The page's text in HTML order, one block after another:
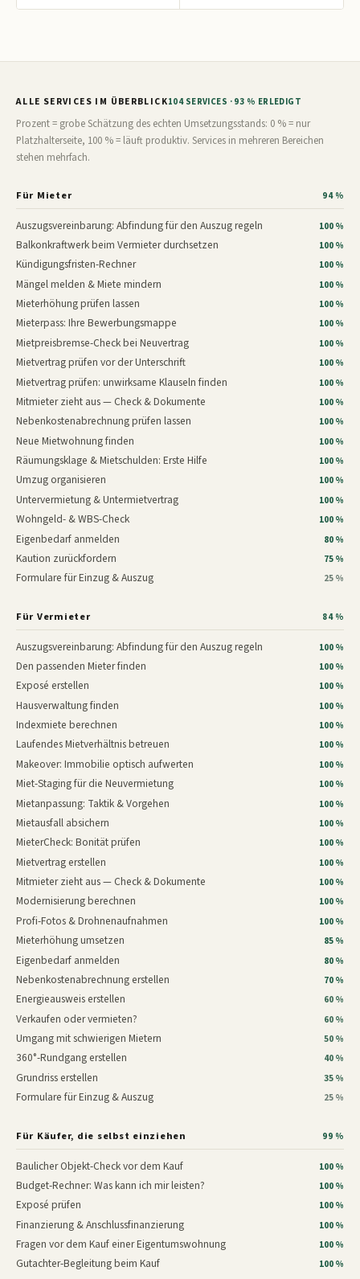
ALLE SERVICES IM ÜBERBLICK104 SERVICES · 93 % ERLEDIGT
Prozent = grobe Schätzung des echten Umsetzungsstands: 0 % = nur
Platzhalterseite, 100 % = läuft produktiv. Services in mehreren Bereichen
stehen mehrfach.
Für Mieter 94 %
Auszugsvereinbarung: Abfindung für den Auszug regeln 100 %
Balkonkraftwerk beim Vermieter durchsetzen 100 %
Kündigungsfristen-Rechner 100 %
Mängel melden & Miete mindern 100 %
Mieterhöhung prüfen lassen 100 %
Mieterpass: Ihre Bewerbungsmappe 100 %
Mietpreisbremse-Check bei Neuvertrag 100 %
Mietvertrag prüfen vor der Unterschrift 100 %
Mietvertrag prüfen: unwirksame Klauseln finden 100 %
Mitmieter zieht aus — Check & Dokumente 100 %
Nebenkostenabrechnung prüfen lassen 100 %
Neue Mietwohnung finden 100 %
Räumungsklage & Mietschulden: Erste Hilfe 100 %
Umzug organisieren 100 %
Untervermietung & Untermietvertrag 100 %
Wohngeld- & WBS-Check 100 %
Eigenbedarf anmelden 80 %
Kaution zurückfordern 75 %
Formulare für Einzug & Auszug 25 %
Für Vermieter 84 %
Auszugsvereinbarung: Abfindung für den Auszug regeln 100 %
Den passenden Mieter finden 100 %
Exposé erstellen 100 %
Hausverwaltung finden 100 %
Indexmiete berechnen 100 %
Laufendes Mietverhältnis betreuen 100 %
Makeover: Immobilie optisch aufwerten 100 %
Miet-Staging für die Neuvermietung 100 %
Mietanpassung: Taktik & Vorgehen 100 %
Mietausfall absichern 100 %
MieterCheck: Bonität prüfen 100 %
Mietvertrag erstellen 100 %
Mitmieter zieht aus — Check & Dokumente 100 %
Modernisierung berechnen 100 %
Profi-Fotos & Drohnenaufnahmen 100 %
Mieterhöhung umsetzen 85 %
Eigenbedarf anmelden 80 %
Nebenkostenabrechnung erstellen 70 %
Energieausweis erstellen 60 %
Verkaufen oder vermieten? 60 %
Umgang mit schwierigen Mietern 50 %
360°-Rundgang erstellen 40 %
Grundriss erstellen 35 %
Formulare für Einzug & Auszug 25 %
Für Käufer, die selbst einziehen 99 %
Baulicher Objekt-Check vor dem Kauf 100 %
Budget-Rechner: Was kann ich mir leisten? 100 %
Exposé prüfen 100 %
Finanzierung & Anschlussfinanzierung 100 %
Fragen vor dem Kauf einer Eigentumswohnung 100 %
Gutachter-Begleitung beim Kauf 100 %